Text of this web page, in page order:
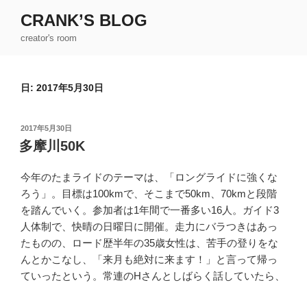
CRANK’S BLOG
creator's room
日: 2017年5月30日
投
稿
日:
2017年5月30日
多摩川50K
今年のたまライドのテーマは、「ロングライドに強くな
ろう」。目標は100kmで、そこまで50km、70kmと段階
を踏んでいく。参加者は1年間で一番多い16人。ガイド3
人体制で、快晴の日曜日に開催。走力にバラつきはあっ
たものの、ロード歴半年の35歳女性は、苦手の登りをな
んとかこなし、「来月も絶対に来ます！」と言って帰っ
ていったという。常連のHさんとしばらく話していたら、